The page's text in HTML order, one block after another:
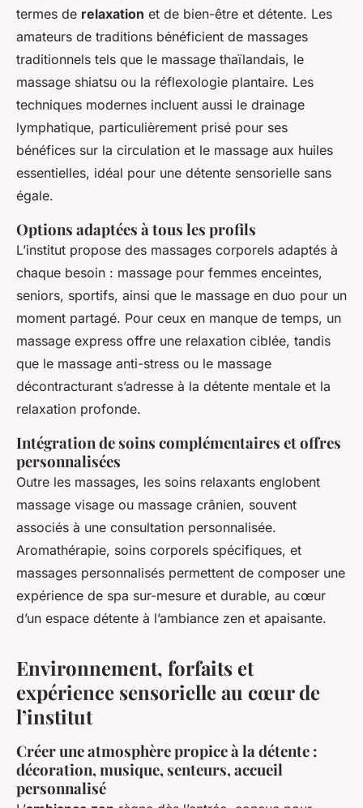
termes de relaxation et de bien-être et détente. Les
amateurs de traditions bénéficient de massages
traditionnels tels que le massage thaïlandais, le
massage shiatsu ou la réflexologie plantaire. Les
techniques modernes incluent aussi le drainage
lymphatique, particulièrement prisé pour ses
bénéfices sur la circulation et le massage aux huiles
essentielles, idéal pour une détente sensorielle sans
égale.
Options adaptées à tous les profils
L’institut propose des massages corporels adaptés à
chaque besoin : massage pour femmes enceintes,
seniors, sportifs, ainsi que le massage en duo pour un
moment partagé. Pour ceux en manque de temps, un
massage express offre une relaxation ciblée, tandis
que le massage anti-stress ou le massage
décontracturant s’adresse à la détente mentale et la
relaxation profonde.
Intégration de soins complémentaires et offres
personnalisées
Outre les massages, les soins relaxants englobent
massage visage ou massage crânien, souvent
associés à une consultation personnalisée.
Aromathérapie, soins corporels spécifiques, et
massages personnalisés permettent de composer une
expérience de spa sur-mesure et durable, au cœur
d’un espace détente à l’ambiance zen et apaisante.
Environnement, forfaits et
expérience sensorielle au cœur de
l’institut
Créer une atmosphère propice à la détente :
décoration, musique, senteurs, accueil
personnalisé